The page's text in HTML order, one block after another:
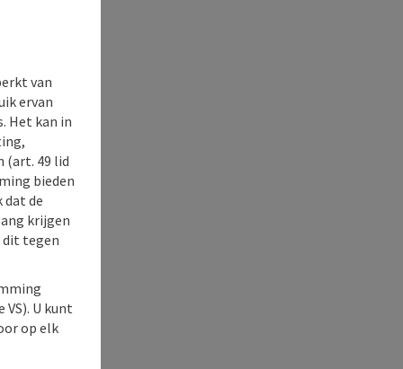
van
ervan
Het kan in
(art. 49 lid
bieden
dat de
krijgen
dit tegen
U kunt
op elk